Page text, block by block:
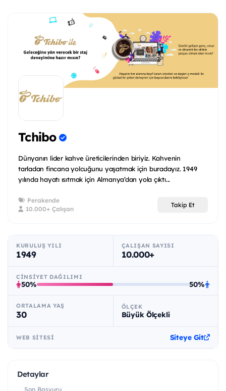
Tchibo
Dünyanın lider kahve üreticilerinden biriyiz. Kahvenin
tarladan fincana yolcuğunu yaşatmak için buradayız. 1949
yılında hayatı ısıtmak için Almanya’dan yola çıktı...
Perakende
10.000+ Çalışan
Takip Et
KURULUŞ YILI
1949
ÇALIŞAN SAYISI
10.000+
CINSIYET DAĞILIMI
50% 50%
ORTALAMA YAŞ
30
ÖLÇEK
Büyük Ölçekli
WEB SITESI Siteye Git
Detaylar
Son Başvuru